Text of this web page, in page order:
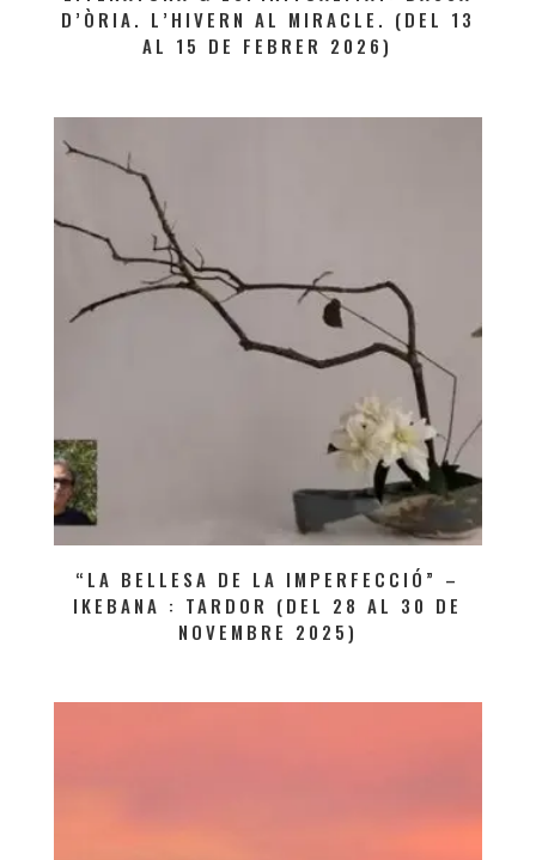
D’ÒRIA. L’HIVERN AL MIRACLE. (DEL 13
AL 15 DE FEBRER 2026)
“LA BELLESA DE LA IMPERFECCIÓ” –
IKEBANA : TARDOR (DEL 28 AL 30 DE
NOVEMBRE 2025)